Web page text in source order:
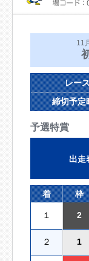
11
レー
締切予定
予選特賞
出走
着 枠
１ 2
２ 1